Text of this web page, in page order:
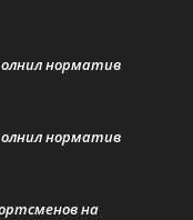
норматив
норматив
на